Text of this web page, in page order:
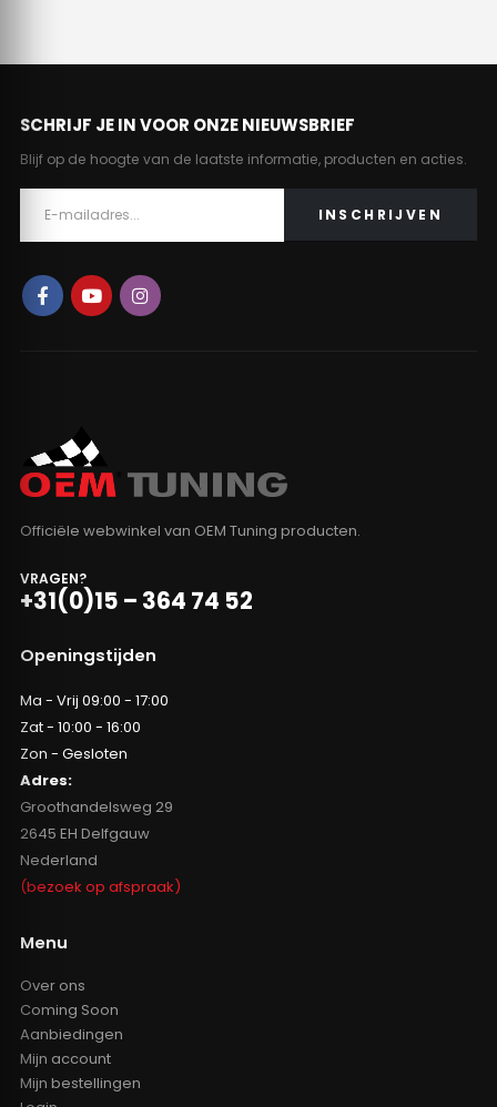
SCHRIJF JE IN VOOR ONZE NIEUWSBRIEF
Blijf op de hoogte van de laatste informatie, producten en acties.
Officiële webwinkel van OEM Tuning producten.
VRAGEN?
+31(0)15 – 364 74 52
Openingstijden
Ma - Vrij 09:00 - 17:00
Zat - 10:00 - 16:00
Zon - Gesloten
Adres:
Groothandelsweg 29
2645 EH Delfgauw
Nederland
(bezoek op afspraak)
Menu
Over ons
Coming Soon
Aanbiedingen
Mijn account
Mijn bestellingen